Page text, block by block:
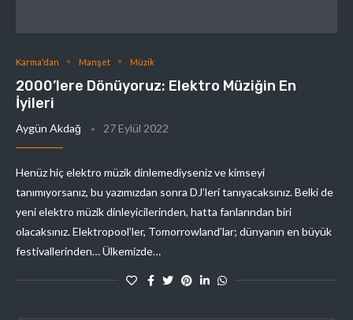
Karma'dan Manşet Müzik
2000’lere Dönüyoruz: Elektro Müziğin En
İyileri
Aygün Akdağ 27 Eylül 2022
Henüz hiç elektro müzik dinlemediyseniz ve kimseyi
tanımıyorsanız, bu yazımızdan sonra DJ’leri tanıyacaksınız. Belki de
yeni elektro müzik dinleyicilerinden, hatta fanlarından biri
olacaksınız. Elektropool’ler, Tomorrowland’lar; dünyanın en büyük
festivallerinden… Ülkemizde…